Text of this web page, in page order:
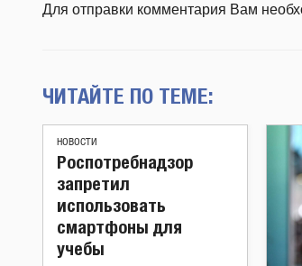
Для отправки комментария Вам
ЧИТАЙТЕ ПО ТЕМЕ:
НОВОСТИ
Роспотребнадзор
запретил
использовать
смартфоны для
учебы